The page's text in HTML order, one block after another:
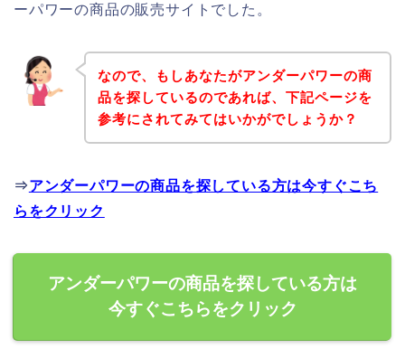
ーパワーの商品の販売サイトでした。
なので、もしあなたがアンダーパワーの商
品を探しているのであれば、下記ページを
参考にされてみてはいかがでしょうか？
⇒アンダーパワーの商品を探している方は今すぐこち
らをクリック
アンダーパワーの商品を探している方は
今すぐこちらをクリック